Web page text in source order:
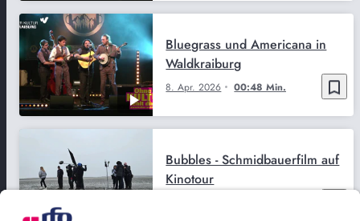
bookmark_border
8. Apr. 2026 00:48 Min.
Bluegrass und Americana in
Waldkraiburg
Bubbles - Schmidbauerfilm auf
Kinotour